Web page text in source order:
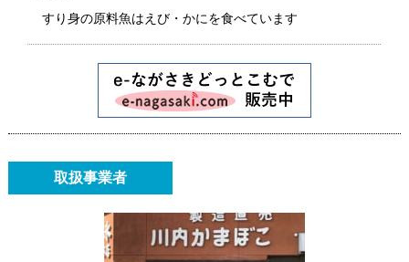
すり身の原料魚はえび・かにを食べています
取扱事業者